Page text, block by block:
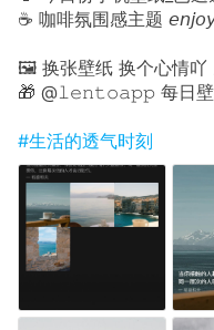
☕️ 咖啡氛围感主题
🖼 换张壁纸 换个心情吖
🎁 @𝚕𝚎𝚗𝚝𝚘𝚊𝚙𝚙 每日壁
#生活的透气时刻